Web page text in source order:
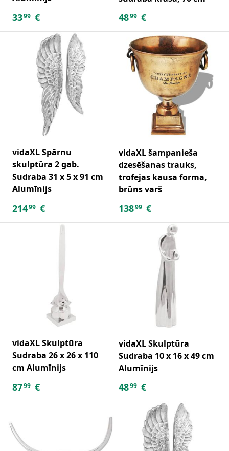
3399 € 4899 €
vidaXL Spārnu
skulptūra 2 gab.
Sudraba 31 x 5 x 91 cm
Alumīnijs
21499 €
vidaXL šampanieša
dzesēšanas trauks,
trofejas kausa forma,
brūns varš
13899 €
vidaXL Skulptūra
Sudraba 26 x 26 x 110
cm Alumīnijs
8799 €
vidaXL Skulptūra
Sudraba 10 x 16 x 49 cm
Alumīnijs
4899 €